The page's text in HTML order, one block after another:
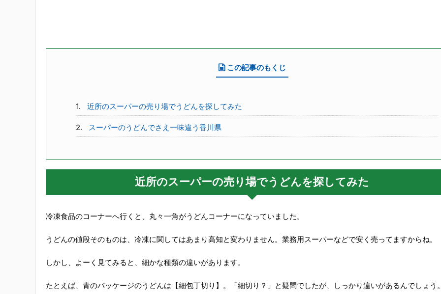
この記事のもくじ
近所のスーパーの売り場でうどんを探してみた
スーパーのうどんでさえ一味違う香川県
近所のスーパーの売り場でうどんを探してみた
冷凍食品のコーナーへ行くと、丸々一角がうどんコーナーになっていました。
うどんの値段そのものは、冷凍に関してはあまり高知と変わりません。業務用スーパーなどで安く売ってますからね。
しかし、よーく見てみると、細かな種類の違いがあります。
たとえば、青のパッケージのうどんは【細包丁切り】。「細切り？」と疑問でしたが、しっかり違いがあるんでしょう